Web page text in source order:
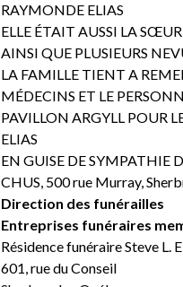
RAYMONDE ELIAS
ELLE ÉTAIT AUSSI LA
AINSI QUE PLUSIEURS
LA FAMILLE TIENT A
MÉDECINS ET LE
PAVILLON ARGYLL POUR
ELIAS
EN GUISE DE SYMPATHIE
CHUS, 500 rue Murray,
Direction des funérailles
Entreprises funéraires
Résidence funéraire Steve L.
601, rue du Conseil